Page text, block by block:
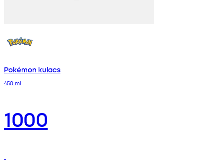
Pokémon kulacs
450 ml
1000